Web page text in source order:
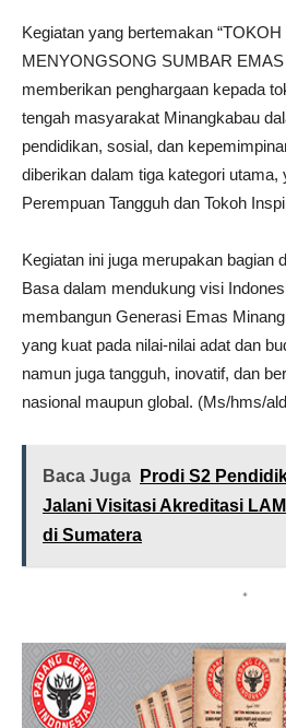
Kegiatan yang bertemakan
MENYONGSONG SUMBAR EMAS
memberikan penghargaan kepada
tengah masyarakat Minangkabau
pendidikan, sosial, dan
diberikan dalam tiga kategori utama,
Perempuan Tangguh dan Tokoh
Kegiatan ini juga merupakan bagian
Basa dalam mendukung visi
membangun Generasi Emas
yang kuat pada nilai-nilai adat dan
namun juga tangguh, inovatif, dan
nasional maupun global. (Ms/hms/
Baca Juga
Prodi S2
Jalani Visitasi Akreditasi
di Sumatera
*